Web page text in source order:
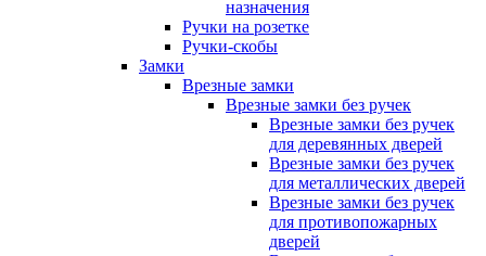
назначения
Ручки на розетке
Ручки-скобы
Замки
Врезные замки
Врезные замки без ручек
Врезные замки без ручек
для деревянных дверей
Врезные замки без ручек
для металлических дверей
Врезные замки без ручек
для противопожарных
дверей